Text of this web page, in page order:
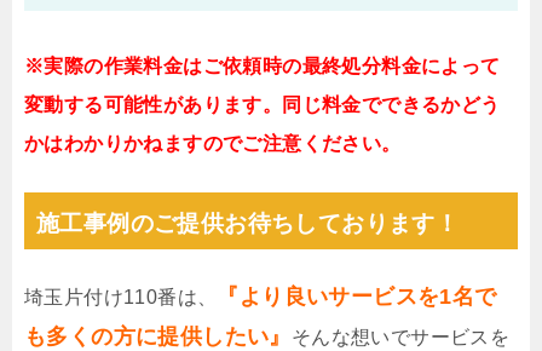
※実際の作業料金はご依頼時の最終処分料金によって
変動する可能性があります。同じ料金でできるかどう
かはわかりかねますのでご注意ください。
施工事例のご提供お待ちしております！
埼玉片付け110番は、
『より良いサービスを1名で
も多くの方に提供したい』
そんな想いでサービスを